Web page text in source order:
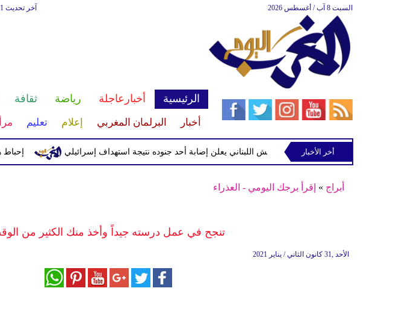
آخر تحديث GMT 01:32:51 السبت 8 آب / أغسطس 2026
الرئيسية أخبارعاجلة رياضة ثقافة
أخبار البرلمان المغربي إعلام تعليم
إحباط هجوم الجيش اللبناني يعلن إصابة أحد جنوده نتيجة استهداف إسرائيليأخر الأخبار
أبراج » إقرأ برجك اليومي - العذراء
تنجح في عمل درسته جيداً وأخذ منك الكثير من
الأحد ,31 كانون الثاني / يناير 2021